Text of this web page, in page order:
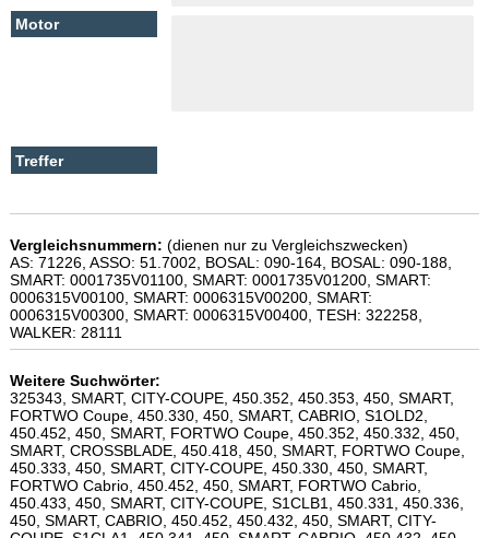
Vergleichsnummern: (dienen nur zu Vergleichszwecken)
AS: 71226, ASSO: 51.7002, BOSAL: 090-164, BOSAL: 090-188,
SMART: 0001735V01100, SMART: 0001735V01200, SMART:
0006315V00100, SMART: 0006315V00200, SMART:
0006315V00300, SMART: 0006315V00400, TESH: 322258,
WALKER: 28111
Weitere Suchwörter:
325343, SMART, CITY-COUPE, 450.352, 450.353, 450, SMART,
FORTWO Coupe, 450.330, 450, SMART, CABRIO, S1OLD2,
450.452, 450, SMART, FORTWO Coupe, 450.352, 450.332, 450,
SMART, CROSSBLADE, 450.418, 450, SMART, FORTWO Coupe,
450.333, 450, SMART, CITY-COUPE, 450.330, 450, SMART,
FORTWO Cabrio, 450.452, 450, SMART, FORTWO Cabrio,
450.433, 450, SMART, CITY-COUPE, S1CLB1, 450.331, 450.336,
450, SMART, CABRIO, 450.452, 450.432, 450, SMART, CITY-